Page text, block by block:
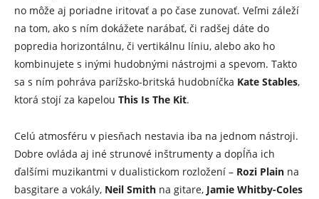
no môže aj poriadne iritovať a po čase zunovať. Veľmi záleží
na tom, ako s ním dokážete narábať, či radšej dáte do
popredia horizontálnu, či vertikálnu líniu, alebo ako ho
kombinujete s inými hudobnými nástrojmi a spevom. Takto
sa s ním pohráva parížsko-britská hudobníčka Kate Stables,
ktorá stojí za kapelou This Is The Kit.
Celú atmosféru v piesňach nestavia iba na jednom nástroji.
Dobre ovláda aj iné strunové inštrumenty a dopĺňa ich
ďalšími muzikantmi v dualistickom rozložení – Rozi Plain na
basgitare a vokály, Neil Smith na gitare, Jamie Whitby-Coles